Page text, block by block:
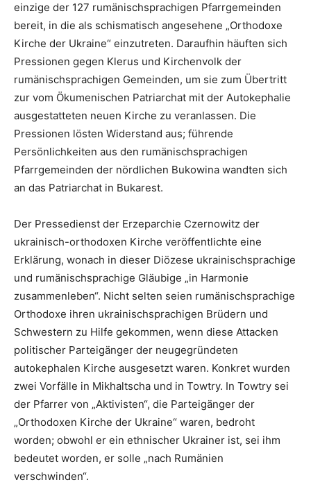
einzige der 127 rumänischsprachigen Pfarrgemeinden
bereit, in die als schismatisch angesehene „Orthodoxe
Kirche der Ukraine“ einzutreten. Daraufhin häuften sich
Pressionen gegen Klerus und Kirchenvolk der
rumänischsprachigen Gemeinden, um sie zum Übertritt
zur vom Ökumenischen Patriarchat mit der Autokephalie
ausgestatteten neuen Kirche zu veranlassen. Die
Pressionen lösten Widerstand aus; führende
Persönlichkeiten aus den rumänischsprachigen
Pfarrgemeinden der nördlichen Bukowina wandten sich
an das Patriarchat in Bukarest.
Der Pressedienst der Erzeparchie Czernowitz der
ukrainisch-orthodoxen Kirche veröffentlichte eine
Erklärung, wonach in dieser Diözese ukrainischsprachige
und rumänischsprachige Gläubige „in Harmonie
zusammenleben“. Nicht selten seien rumänischsprachige
Orthodoxe ihren ukrainischsprachigen Brüdern und
Schwestern zu Hilfe gekommen, wenn diese Attacken
politischer Parteigänger der neugegründeten
autokephalen Kirche ausgesetzt waren. Konkret wurden
zwei Vorfälle in Mikhaltscha und in Towtry. In Towtry sei
der Pfarrer von „Aktivisten“, die Parteigänger der
„Orthodoxen Kirche der Ukraine“ waren, bedroht
worden; obwohl er ein ethnischer Ukrainer ist, sei ihm
bedeutet worden, er solle „nach Rumänien
verschwinden“.